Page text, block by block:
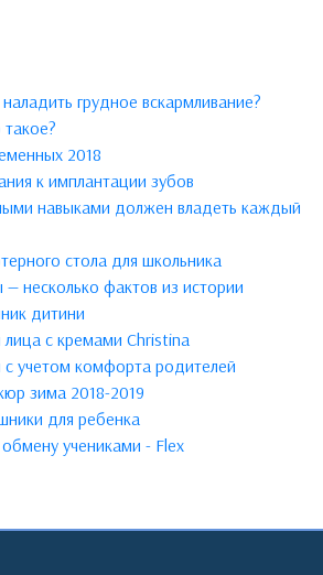
грудное вскармливание?
2018
к имплантации зубов
навыками должен владеть каждый
стола для школьника
несколько фактов из истории
дитини
с кремами Christina
с учетом комфорта родителей
зима 2018-2019
для ребенка
учениками - Flex